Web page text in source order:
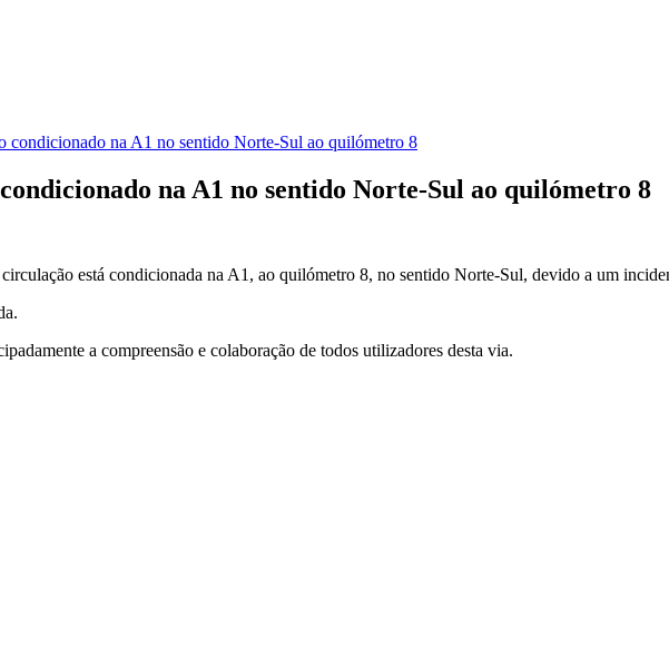
condicionado na A1 no sentido Norte-Sul ao quilómetro 8
na A1 no sentido Norte-Sul ao quilómetro 8
está condicionada na A1, ao quilómetro 8, no sentido Norte-Sul, devido a um
a compreensão e colaboração de todos utilizadores desta via.